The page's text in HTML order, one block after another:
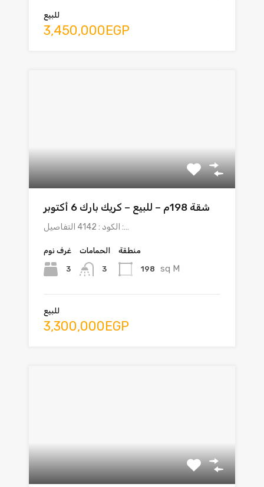
للبيع
3,450,000EGP
شقة 198م – للبيع – كريك بارك 6 أكتوبر
الكود : 4142 التفاصيل :…
غرف نوم
3
الحمامات
3
منطقة
198 sq M
للبيع
3,300,000EGP